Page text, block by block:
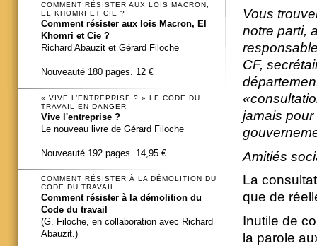
Vous
notre parti,
CF,
jamais
Amitiés
La
que de
Inutile de
la parole
COMMENT RÉSISTER AUX LOIS MACRON,
EL KHOMRI ET CIE ?
Comment résister aux lois Macron, El
Khomri et Cie ?
Richard Abauzit et Gérard Filoche
Nouveauté 180 pages. 12 €
« VIVE L’ENTREPRISE ? » LE CODE DU
TRAVAIL EN DANGER
Vive l'entreprise ?
Le nouveau livre de Gérard Filoche
Nouveauté 192 pages. 14,95 €
COMMENT RÉSISTER À LA DÉMOLITION DU
CODE DU TRAVAIL
Comment résister à la démolition du
Code du travail
(G. Filoche, en collaboration avec Richard
Abauzit.)